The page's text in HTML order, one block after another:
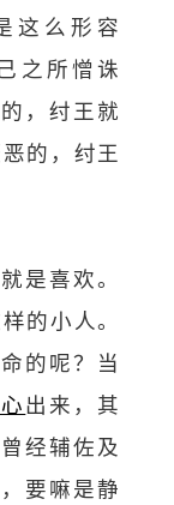
这么形容
之所憎诛
，纣王就
的，纣王
是喜欢。
的小人。
的呢？当
出来，其
经辅佐及
要嘛是静